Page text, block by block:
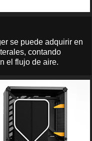
se puede adquirir en
contando
el flujo de aire.